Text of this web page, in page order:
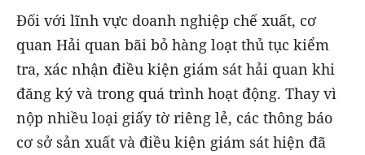
Đối với lĩnh vực doanh nghiệp chế xuất, cơ
quan Hải quan bãi bỏ hàng loạt thủ tục kiểm
tra, xác nhận điều kiện giám sát hải quan khi
đăng ký và trong quá trình hoạt động. Thay vì
nộp nhiều loại giấy tờ riêng lẻ, các thông báo
cơ sở sản xuất và điều kiện giám sát hiện đã